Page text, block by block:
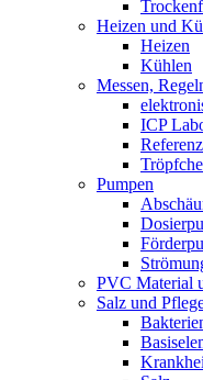
Heizen und
Heizen
Kühlen
Messen,
ICP
Pumpen
PVC Material
Salz und